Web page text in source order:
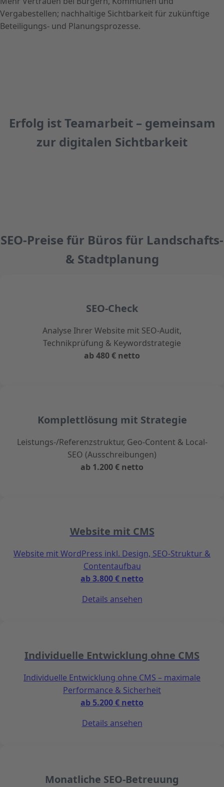
Vergabestellen; nachhaltige Sichtbarkeit für zukünftige
Beteiligungs- und Planungsprozesse.
Erfolg ist Teamarbeit – gemeinsam
zur digitalen Sichtbarkeit
SEO-Preise für Büros für Landschafts-
& Stadtplanung
SEO-Check
Analyse Ihrer Website mit SEO-Audit,
Technikprüfung & Keywordstrategie
ab 480 € netto
Komplettlösung mit Strategie
Leistungs-/Referenzstruktur, Geo-Content & Local-
SEO (Ausschreibungen)
ab 1.200 € netto
Website mit CMS
Website mit WordPress inkl. Design, SEO-Struktur &
Contentaufbau
ab 3.800 € netto
Details ansehen
Individuelle Entwicklung ohne CMS
Individuelle Entwicklung ohne CMS – maximale
Performance & Sicherheit
ab 5.200 € netto
Details ansehen
Monatliche SEO-Betreuung